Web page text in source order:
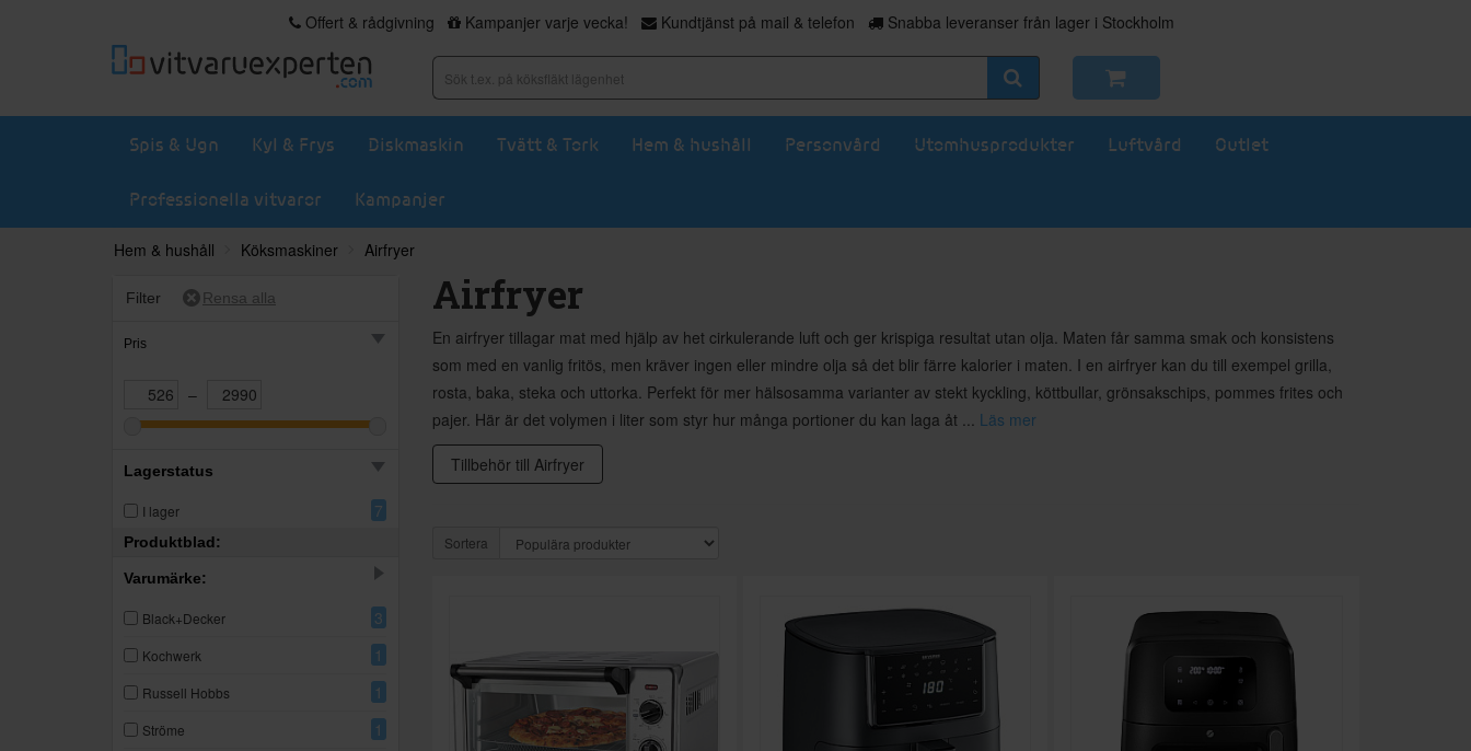
Offert & rådgivning Kampanjer varje vecka! Kundtjänst på mail & telefon Snabba leveranser från lager i Stockholm
Spis & Ugn Kyl & Frys Diskmaskin Tvätt & Tork Hem & hushåll Personvård Utomhusprodukter Luftvård Outlet
Professionella vitvaror Kampanjer
Hem & hushåll Köksmaskiner Airfryer
Filter
Pris
–
Lagerstatus
I lager 7
Produktblad:
Varumärke:
Black+Decker 3
Kochwerk 1
Russell Hobbs 1
Ströme 1
Airfryer
En airfryer tillagar mat med hjälp av het cirkulerande luft och ger krispiga resultat utan olja. Maten får samma smak och konsistens
som med en vanlig fritös, men kräver ingen eller mindre olja så det blir färre kalorier i maten. I en airfryer kan du till exempel grilla,
rosta, baka, steka och uttorka. Perfekt för mer hälsosamma varianter av stekt kyckling, köttbullar, grönsakschips, pommes frites och
pajer. Här är det volymen i liter som styr hur många portioner du kan laga åt ... Läs mer
Tillbehör till Airfryer
Sortera